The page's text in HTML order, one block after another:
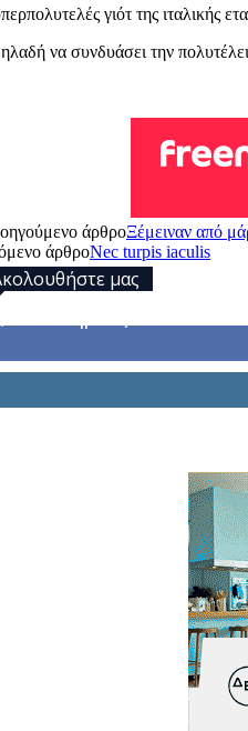
γιότ της ιταλικής
να συνδυάσει την
άρθροΞέμειναν από
άρθροNec turpis iaculis
μας